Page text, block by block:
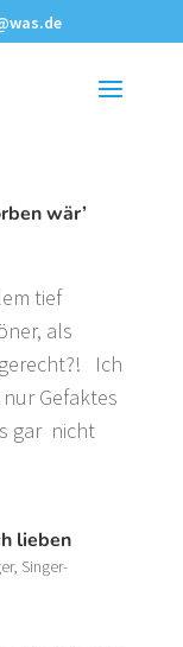
wär’
tief
als
Ich
Gefaktes
gar nicht
lieben
, Singer-